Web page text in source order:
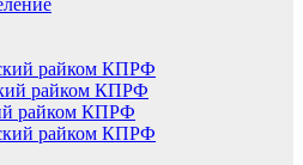
райком КПРФ
райком КПРФ
райком КПРФ
райком КПРФ